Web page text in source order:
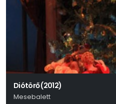
Diótörő (2012)
Mesebalett